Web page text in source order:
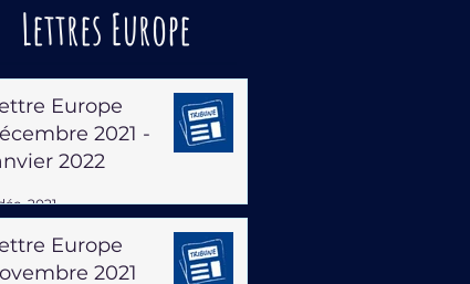
Lettres Europe
Europe
2021 -
2022
2021
Europe
2021